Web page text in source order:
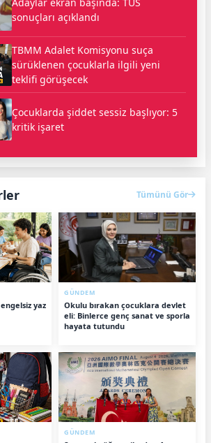
sonuçları açıklandı
TBMM Adalet Komisyonu suça
sürüklenen çocuklarla ilgili yeni
teklifi görüşecek
Çocuklarda şiddet sessiz başlıyor: 5
kritik işaret
Tümünü Gör
yaz
GÜNDEM
Okulu bırakan çocuklara devlet
eli: Binlerce genç sanat ve sporla
hayata tutundu
GÜNDEM